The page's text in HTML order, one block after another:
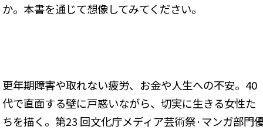
か。本書を通じて想像してみてください。
更年期障害や取れない疲労、お金や人生への不安。40
代で直面する壁に戸惑いながら、切実に生きる女性た
ちを描く。第23 回文化庁メディア芸術祭·マンガ部門